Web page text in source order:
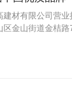
材有限公司营
金山街道金桔